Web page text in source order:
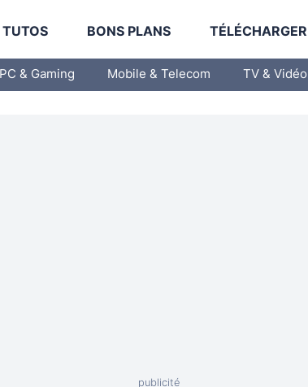
TUTOS BONS PLANS TÉLÉCHARGER
PC & Gaming Mobile & Telecom TV & Vidéo